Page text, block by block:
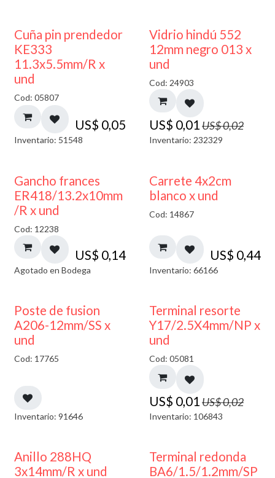
Cuña pin prendedor
KE333
11.3x5.5mm/R x
und
Cod: 05807
US$ 0,05
Inventario: 51548
40% DESCUENTO
Vidrio hindú 552
12mm negro 013 x
und
Cod: 24903
US$ 0,01US$0,02
Inventario: 232329
AGOTADO
Gancho frances
ER418/13.2x10mm
/R x und
Cod: 12238
US$ 0,14
Agotado en Bodega
Carrete 4x2cm
blanco x und
Cod: 14867
US$ 0,44
Inventario: 66166
Poste de fusion
A206-12mm/SS x
und
Cod: 17765
Inventario: 91646
50% DESCUENTO
Terminal resorte
Y17/2.5X4mm/NP x
und
Cod: 05081
US$ 0,01 US$0,02
Inventario: 106843
Anillo 288HQ
3x14mm/R x und
Terminal redonda
BA6/1.5/1.2mm/SP